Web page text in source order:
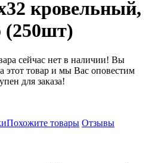
кровельный,
(250шт)
сейчас нет в наличии! Вы
этот товар и мы Вас оповестим
для заказа!
Похожите товары Отзывы